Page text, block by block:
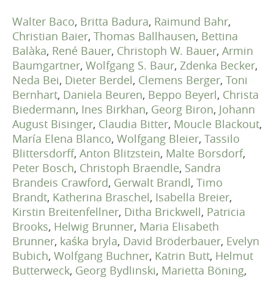
Walter Baco, Britta Badura, Raimund Bahr,
Christian Baier, Thomas Ballhausen, Bettina
Balàka, René Bauer, Christoph W. Bauer, Armin
Baumgartner, Wolfgang S. Baur, Zdenka Becker,
Neda Bei, Dieter Berdel, Clemens Berger, Toni
Bernhart, Daniela Beuren, Beppo Beyerl, Christa
Biedermann, Ines Birkhan, Georg Biron, Johann
August Bisinger, Claudia Bitter, Moucle Blackout,
María Elena Blanco, Wolfgang Bleier, Tassilo
Blittersdorff, Anton Blitzstein, Malte Borsdorf,
Peter Bosch, Christoph Braendle, Sandra
Brandeis Crawford, Gerwalt Brandl, Timo
Brandt, Katherina Braschel, Isabella Breier,
Kirstin Breitenfellner, Ditha Brickwell, Patricia
Brooks, Helwig Brunner, Maria Elisabeth
Brunner, kaśka bryla, David Bröderbauer, Evelyn
Bubich, Wolfgang Buchner, Katrin Butt, Helmut
Butterweck, Georg Bydlinski, Marietta Böning,